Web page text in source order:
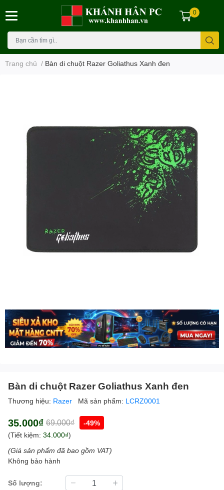
0
Trang chủ / Bàn di chuột Razer Goliathus Xanh đen
Bàn di chuột Razer Goliathus Xanh đen
Thương hiệu: Razer Mã sản phẩm: LCRZ0001
35.000₫ 69.000₫
-49%
(Tiết kiệm: 34.000₫)
(Giá sản phẩm đã bao gồm VAT)
Không bảo hành
Số lượng: